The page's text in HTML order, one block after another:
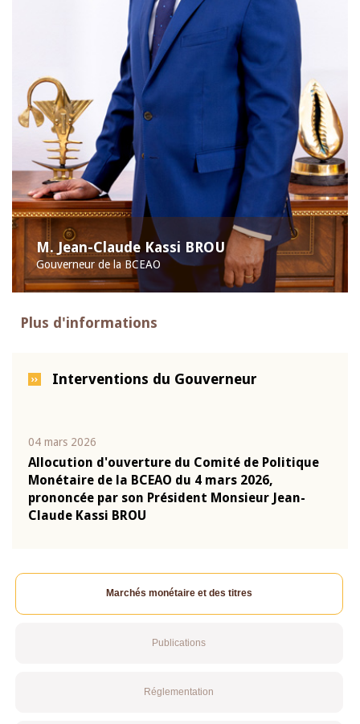
M. Jean-Claude Kassi BROU
Gouverneur de la BCEAO
Plus d'informations
Interventions du Gouverneur
04 mars 2026
Allocution d'ouverture du Comité de Politique
Monétaire de la BCEAO du 4 mars 2026,
prononcée par son Président Monsieur Jean-
Claude Kassi BROU
Marchés monétaire et des titres
Publications
Réglementation